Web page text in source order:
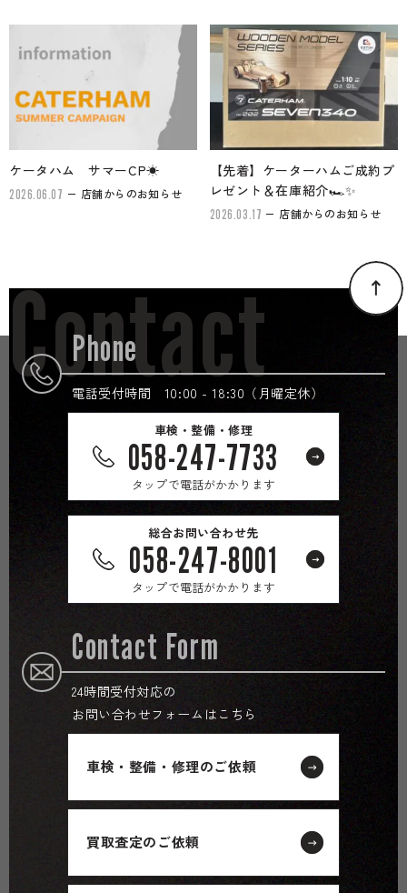
ケータハム サマーCP☀
2026.06.07 店舗からのお知らせ
【先着】ケーターハムご成約プ
レゼント＆在庫紹介🏎✨
2026.03.17 店舗からのお知らせ
Phone
電話受付時間 10:00 - 18:30（月曜定休）
車検・整備・修理
058-247-7733
タップで電話がかかります
総合お問い合わせ先
058-247-8001
タップで電話がかかります
Contact Form
24時間受付対応の
お問い合わせフォームはこちら
車検・整備・修理のご依頼
買取査定のご依頼
Contact